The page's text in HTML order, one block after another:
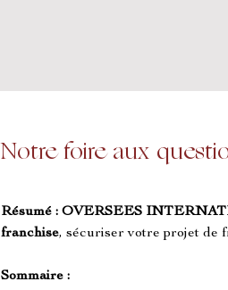
Notre foire aux
Résumé : OVERSEES
franchise, sécuriser votre projet de
Sommaire :